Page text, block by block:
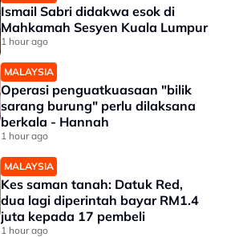
Ismail Sabri didakwa esok di
Mahkamah Sesyen Kuala Lumpur
1 hour ago
MALAYSIA
Operasi penguatkuasaan "bilik
sarang burung" perlu dilaksana
berkala - Hannah
1 hour ago
MALAYSIA
Kes saman tanah: Datuk Red,
dua lagi diperintah bayar RM1.4
juta kepada 17 pembeli
1 hour ago